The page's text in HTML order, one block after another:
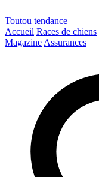
Toutou tendance
Accueil Races de chiens
Magazine Assurances